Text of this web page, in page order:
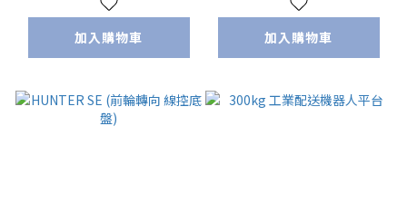
加入購物車 加入購物車